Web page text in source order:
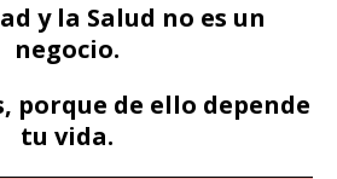
y la Salud no es un
negocio.
porque de ello depende
tu vida.